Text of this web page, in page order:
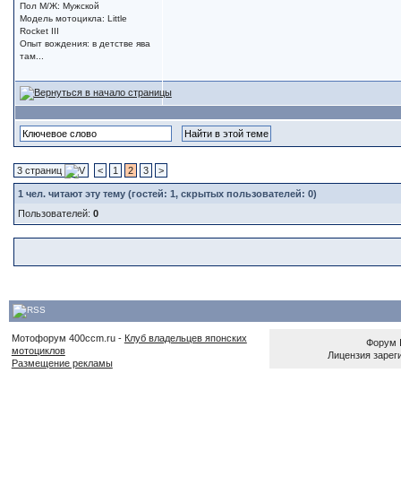
Пол М/Ж: Мужской
Модель мотоцикла: Little
Rocket III
Опыт вождения: в детстве ява
там...
3 страниц < 1 2 3 >
1 чел. читают эту тему (гостей: 1, скрытых пользователей: 0)
Пользователей: 0
Мотофорум 400ccm.ru - Клуб владельцев японских
мотоциклов
Размещение рекламы
Форум
Лицензия